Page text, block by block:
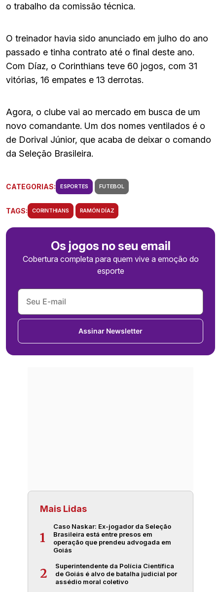
o trabalho da comissão técnica.
O treinador havia sido anunciado em julho do ano
passado e tinha contrato até o final deste ano.
Com Díaz, o Corinthians teve 60 jogos, com 31
vitórias, 16 empates e 13 derrotas.
Agora, o clube vai ao mercado em busca de um
novo comandante. Um dos nomes ventilados é o
de Dorival Júnior, que acaba de deixar o comando
da Seleção Brasileira.
CATEGORIAS: ESPORTES FUTEBOL
TAGS: CORINTHIANS RAMÓN DÍAZ
Os jogos no seu email
Cobertura completa para quem vive a emoção do
esporte
Assinar Newsletter
Mais Lidas
1
Caso Naskar: Ex-jogador da Seleção
Brasileira está entre presos em
operação que prendeu advogada em
Goiás
2
Superintendente da Polícia Científica
de Goiás é alvo de batalha judicial por
assédio moral coletivo